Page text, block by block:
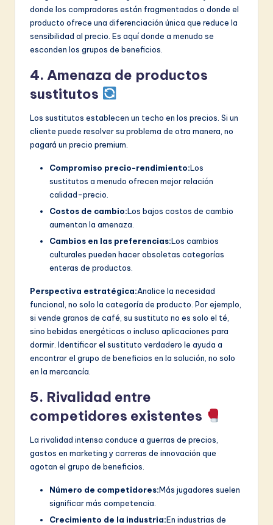
donde los compradores están fragmentados o donde el
producto ofrece una diferenciación única que reduce la
sensibilidad al precio. Es aquí donde a menudo se
esconden los grupos de beneficios.
4. Amenaza de productos
sustitutos
Los sustitutos establecen un techo en los precios. Si un
cliente puede resolver su problema de otra manera, no
pagará un precio premium.
Compromiso precio-rendimiento:Los
sustitutos a menudo ofrecen mejor relación
calidad-precio.
Costos de cambio:Los bajos costos de cambio
aumentan la amenaza.
Cambios en las preferencias:Los cambios
culturales pueden hacer obsoletas categorías
enteras de productos.
Perspectiva estratégica:Analice la necesidad
funcional, no solo la categoría de producto. Por ejemplo,
si vende granos de café, su sustituto no es solo el té,
sino bebidas energéticas o incluso aplicaciones para
dormir. Identificar el sustituto verdadero le ayuda a
encontrar el grupo de beneficios en la solución, no solo
en la mercancía.
5. Rivalidad entre
competidores existentes
La rivalidad intensa conduce a guerras de precios,
gastos en marketing y carreras de innovación que
agotan el grupo de beneficios.
Número de competidores:Más jugadores suelen
significar más competencia.
Crecimiento de la industria:En industrias de